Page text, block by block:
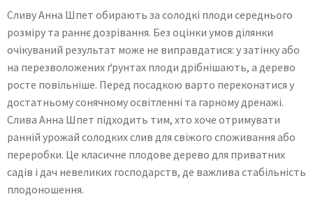
Сливу Анна Шпет обирають за солодкі плоди середнього
розміру та раннє дозрівання. Без оцінки умов ділянки
очікуваний результат може не виправдатися: у затінку або
на перезволожених ґрунтах плоди дрібнішають, а дерево
росте повільніше. Перед посадкою варто переконатися у
достатньому сонячному освітленні та гарному дренажі.
Слива Анна Шпет підходить тим, хто хоче отримувати
ранній урожай солодких слив для свіжого споживання або
переробки. Це класичне плодове дерево для приватних
садів і дач невеликих господарств, де важлива стабільність
плодоношення.